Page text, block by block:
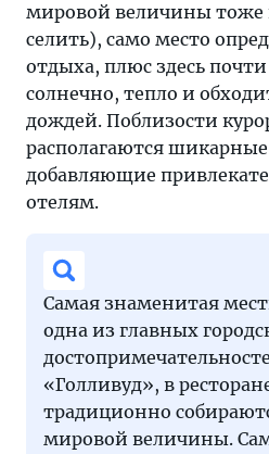
мировой величины тоже
селить), само место
отдыха, плюс здесь
солнечно, тепло и
дождей. Поблизости
располагаются
добавляющие
отелям.
Самая знаменитая
одна из главных
«Голливуд», в
традиционно
мировой величины.